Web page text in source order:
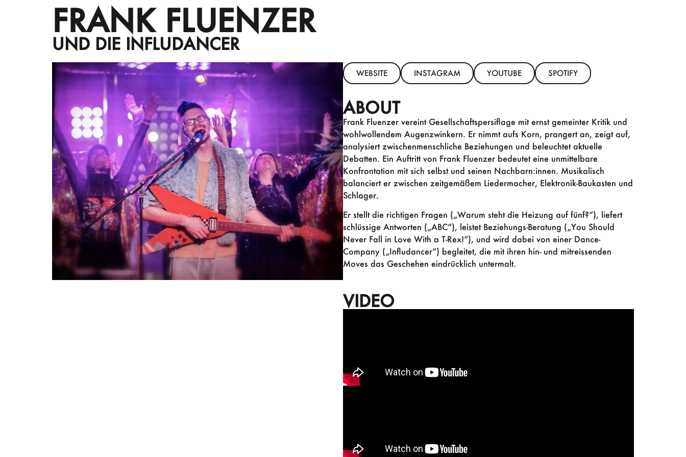
FRANK FLUENZER
UND DIE INFLUDANCER
WEBSITE INSTAGRAM YOUTUBE SPOTIFY
ABOUT
Frank Fluenzer vereint Gesellschaftspersiflage mit ernst gemeinter Kritik und
wohlwollendem Augenzwinkern. Er nimmt aufs Korn, prangert an, zeigt auf,
analysiert zwischenmenschliche Beziehungen und beleuchtet aktuelle
Debatten. Ein Auftritt von Frank Fluenzer bedeutet eine unmittelbare
Konfrontation mit sich selbst und seinen Nachbarn:innen. Musikalisch
balanciert er zwischen zeitgemäßem Liedermacher, Elektronik-Baukasten und
Schlager.
Er stellt die richtigen Fragen („Warum steht die Heizung auf fünf?“), liefert
schlüssige Antworten („ABC“), leistet Beziehungs-Beratung („You Should
Never Fall in Love With a T-Rex!“), und wird dabei von einer Dance-
Company („Infludancer“) begleitet, die mit ihren hin- und mitreissenden
Moves das Geschehen eindrücklich untermalt.
VIDEO